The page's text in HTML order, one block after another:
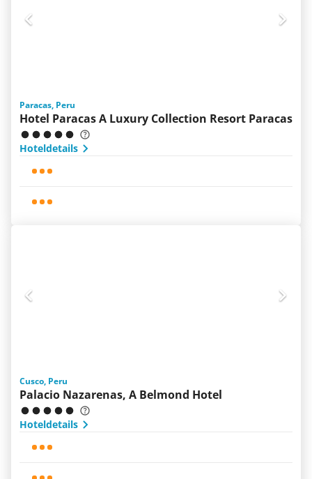
Paracas, Peru
Hotel Paracas A Luxury Collection Resort Paracas
Hoteldetails
Cusco, Peru
Palacio Nazarenas, A Belmond Hotel
Hoteldetails